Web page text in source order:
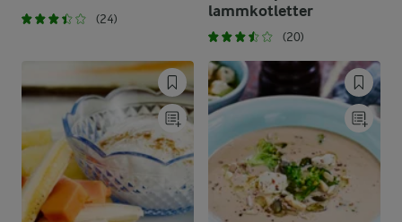
(24)
lammkotletter
(20)